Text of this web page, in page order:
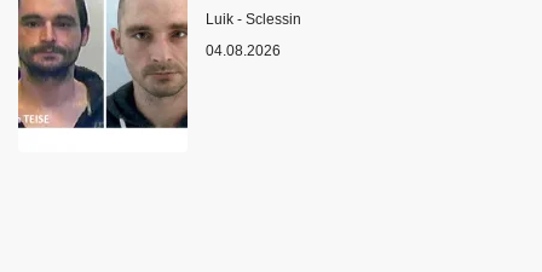
Plaats
Luik - Sclessin
04.08.2026